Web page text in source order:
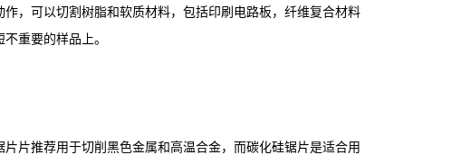
，可以切割树脂和软质材料，包括印刷电路板，纤维复合材料
重要的样品上。
片推荐用于切削黑色金属和高温合金，而碳化硅锯片是适合用